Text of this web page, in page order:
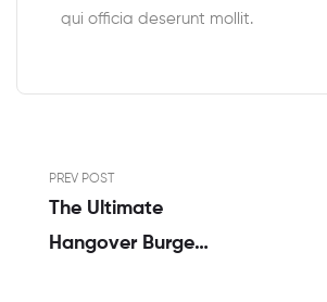
qui officia deserunt mollit.
PREV POST
The Ultimate
Hangover Burger: